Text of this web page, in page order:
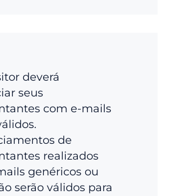
deverá
seus
com e-mails
de
realizados
genéricos ou
serão válidos para